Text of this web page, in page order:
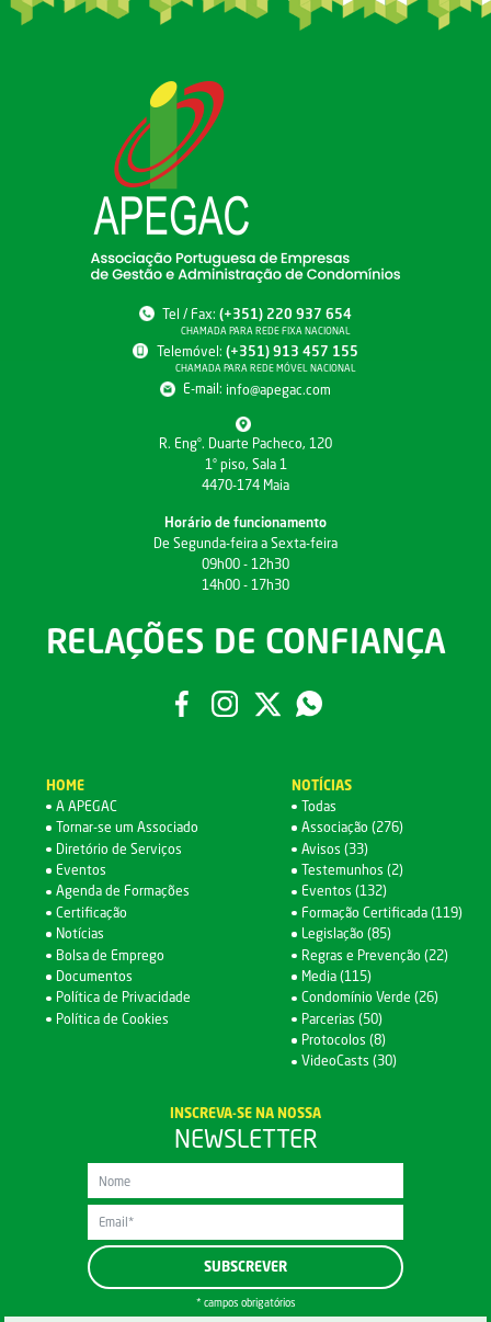
Tel / Fax:(+351) 220 937 654
CHAMADA PARA REDE FIXA NACIONAL
Telemóvel: (+351) 913 457 155
CHAMADA PARA REDE MÓVEL NACIONAL
E-mail: info@apegac.com
R. Engº. Duarte Pacheco, 120
1º piso, Sala 1
4470-174 Maia
Horário de funcionamento
De Segunda-feira a Sexta-feira
09h00 - 12h30
14h00 - 17h30
RELAÇÕES DE CONFIANÇA
HOME
A APEGAC
Tornar-se um Associado
Diretório de Serviços
Eventos
Agenda de Formações
Certificação
Notícias
Bolsa de Emprego
Documentos
Política de Privacidade
Política de Cookies
NOTÍCIAS
Todas
Associação (276)
Avisos (33)
Testemunhos (2)
Eventos (132)
Formação Certificada (119)
Legislação (85)
Regras e Prevenção (22)
Media (115)
Condomínio Verde (26)
Parcerias (50)
Protocolos (8)
VideoCasts (30)
INSCREVA-SE NA NOSSA
NEWSLETTER
* campos obrigatórios